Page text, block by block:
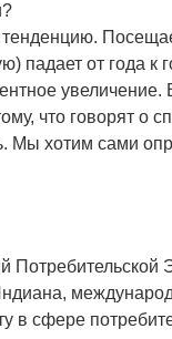
падает от года
что говорят о
Мы хотим сами
в сфере